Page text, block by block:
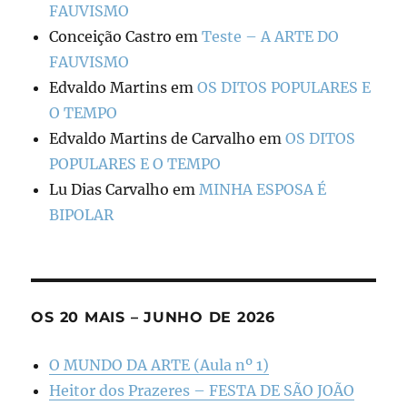
FAUVISMO
Conceição Castro emTeste – A ARTE DO
FAUVISMO
Edvaldo Martins emOS DITOS POPULARES E
O TEMPO
Edvaldo Martins de Carvalho emOS DITOS
POPULARES E O TEMPO
Lu Dias Carvalho em MINHA ESPOSA É
BIPOLAR
OS 20 MAIS – JUNHO DE 2026
O MUNDO DA ARTE (Aula nº 1)
Heitor dos Prazeres – FESTA DE SÃO JOÃO